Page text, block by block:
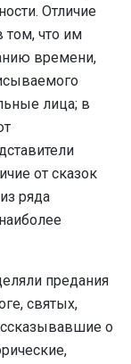
Отличие
том, что им
времени,
лица; в
от сказок
ряда
предания
святых,
о